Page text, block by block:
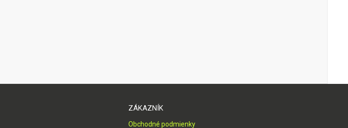
ZÁKAZNÍK
Obchodné podmienky